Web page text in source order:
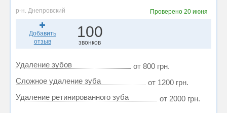
р-н. Днепровский Проверено 20 июня
Добавить
отзыв
100
звонков
Удаление зубов
от 800 грн.
Сложное удаление зуба
от 1200 грн.
Удаление ретинированного зуба
от 2000 грн.